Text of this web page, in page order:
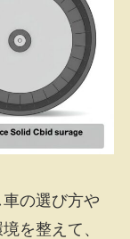
の選び方や
を整えて、